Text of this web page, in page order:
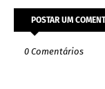
POSTAR UM
0 Comentários